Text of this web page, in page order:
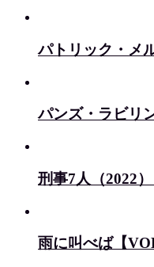
パトリック・メ
パンズ・ラビリ
刑事7人（2022
雨に叫べば【